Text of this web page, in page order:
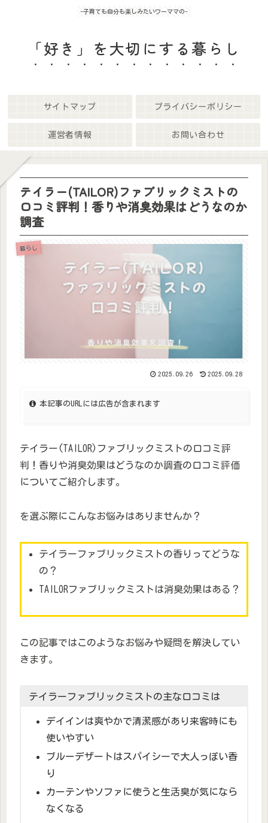
-子育ても自分も楽しみたいワーママの-
「好き」を大切にする暮らし
サイトマップ プライバシーポリシー
運営者情報 お問い合わせ
テイラー(TAILOR)ファブリックミストの
口コミ評判！香りや消臭効果はどうなのか
調査
暮らし
2025.09.26 2025.09.28
本記事のURLには広告が含まれます
テイラー(TAILOR)ファブリックミストの口コミ評
判！香りや消臭効果はどうなのか調査の口コミ評価
についてご紹介します。
を選ぶ際にこんなお悩みはありませんか？
テイラーファブリックミストの香りってどうな
の？
TAILORファブリックミストは消臭効果はある？
この記事ではこのようなお悩みや疑問を解決してい
きます。
テイラーファブリックミストの主な口コミは
デイインは爽やかで清潔感があり来客時にも
使いやすい
ブルーデザートはスパイシーで大人っぽい香
り
カーテンやソファに使うと生活臭が気になら
なくなる